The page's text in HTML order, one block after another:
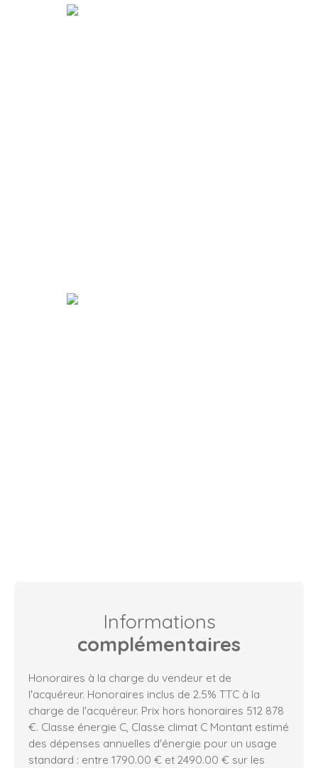
Informations
complémentaires
Honoraires à la charge du vendeur et de
l'acquéreur. Honoraires inclus de 2.5% TTC à la
charge de l'acquéreur. Prix hors honoraires 512 878
€. Classe énergie C, Classe climat C Montant estimé
des dépenses annuelles d'énergie pour un usage
standard : entre 1790.00 € et 2490.00 € sur les